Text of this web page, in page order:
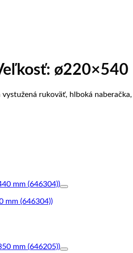
rukoväť, hlboká
mm (646304))